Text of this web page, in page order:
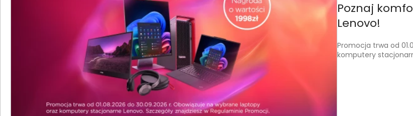
Poznaj
Lenovo!
Promocja trwa od
komputery